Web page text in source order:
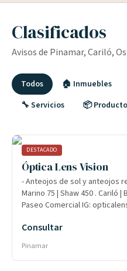
Clasificados
Avisos de Pinamar, Cariló,
Todos 🏠 Inmuebles
🔧 Servicios
📦
DESTACADO
Óptica Lens Vision
- Anteojos de sol y anteojos
Marino 75 | Shaw 450 . Cariló
Paseo Comercial IG:
Consultar
Pinamar